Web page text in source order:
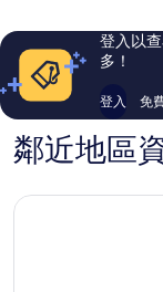
論
登入以
多！
登入 免
鄰近地區